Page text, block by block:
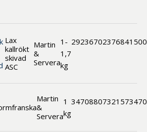
Lax
kallrökt
skivad
ASC
Martin
&
Servera
1-
1,7
kg
292367
Martin
&
Servera
1
kg
347088